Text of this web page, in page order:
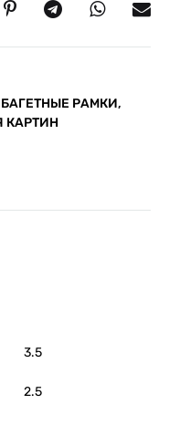
БАГЕТНЫЕ РАМКИ,
КАРТИН
3.5
2.5